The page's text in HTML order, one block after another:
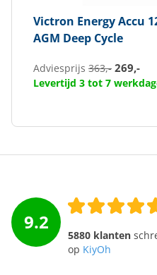
Victron EnergyAccu
AGM Deep Cycle
Adviesprijs 363,- 269,-
Levertijd 3 tot 7
9.2
5880 klanten
op KiyOh